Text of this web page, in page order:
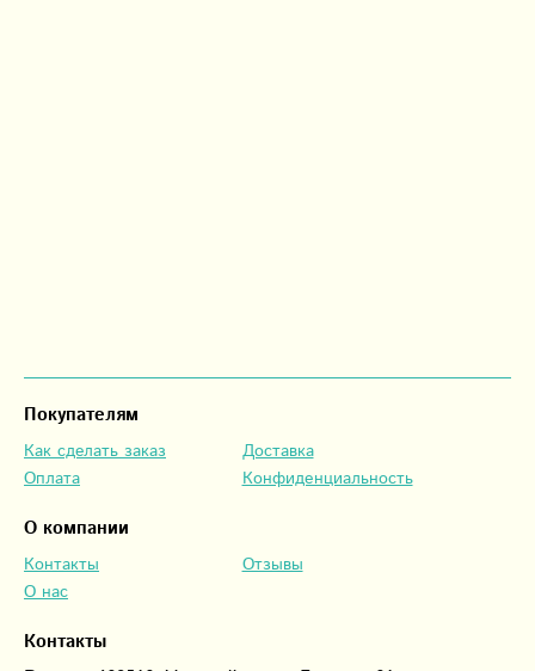
Контакты
Покупателям
Как сделать заказ
Оплата
Доставка
Конфиденциальность
О компании
Контакты
О нас
Отзывы